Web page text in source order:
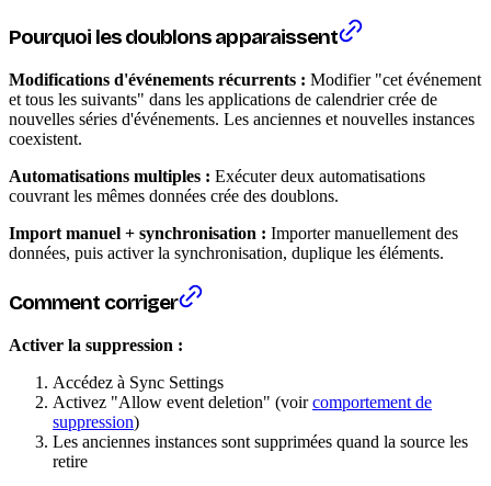
Pourquoi les doublons apparaissent
Modifications d'événements récurrents : Modifier "cet événement
et tous les suivants" dans les applications de calendrier crée de
nouvelles séries d'événements. Les anciennes et nouvelles instances
coexistent.
Automatisations multiples : Exécuter deux automatisations
couvrant les mêmes données crée des doublons.
Import manuel + synchronisation : Importer manuellement des
données, puis activer la synchronisation, duplique les éléments.
Comment corriger
Activer la suppression :
Accédez à Sync Settings
Activez "Allow event deletion" (voircomportement de
suppression)
Les anciennes instances sont supprimées quand la source les
retire